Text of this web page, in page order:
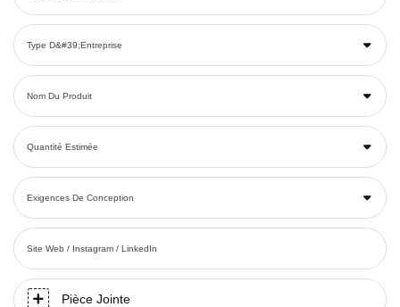
Type D&#39;entreprise
Nom Du Produit
Quantité Estimée
Exigences De Conception
Site Web / Instagram / LinkedIn
Pièce Jointe